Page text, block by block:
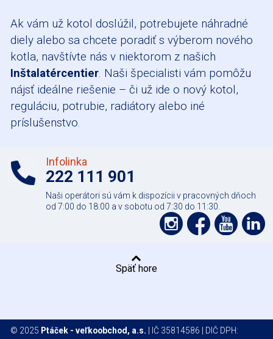
Ak vám už kotol doslúžil, potrebujete náhradné
diely alebo sa chcete poradiť s výberom nového
kotla, navštívte nás v niektorom z našich
Inštalatércentier. Naši špecialisti vám pomôžu
nájsť ideálne riešenie – či už ide o nový kotol,
reguláciu, potrubie, radiátory alebo iné
príslušenstvo.
Infolinka
222 111 901
Naši operátori sú vám k dispozícii v pracovných dňoch
od 7:00 do 18:00 a v sobotu od 7:30 do 11:30.
Podpořte
Instagram
Späť hore
© 2025 Ptáček - veľkoobchod, a.s. | IČ 35814586 | DIČ DPH: